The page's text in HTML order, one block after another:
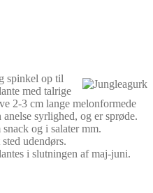
spinkel op til
med talrige
2-3 cm lange melonformede
syrlighed, og er sprøde.
snack og i salater mm.
udendørs.
i slutningen af maj-juni.